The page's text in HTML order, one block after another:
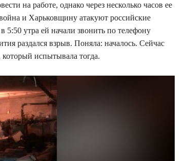
на работе, однако через несколько часов ее
и Харьковщину атакуют российские
5:50 утра ей начали звонить по телефону
раздался взрыв. Поняла: началось. Сейчас
который испытывала тогда.